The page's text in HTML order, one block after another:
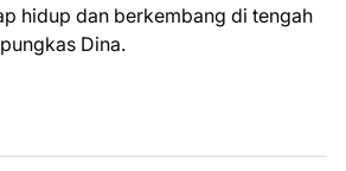
hidup dan berkembang di tengah
Dina.